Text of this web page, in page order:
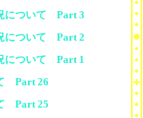
について Part 3
について Part 2
について Part 1
Part 26
Part 25